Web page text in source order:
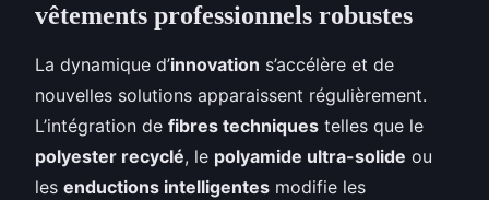
vêtements professionnels robustes
La dynamique d’innovation s’accélère et de
nouvelles solutions apparaissent régulièrement.
L’intégration de fibres techniques telles que le
polyester recyclé, le polyamide ultra-solide ou
les enductions intelligentes modifie les